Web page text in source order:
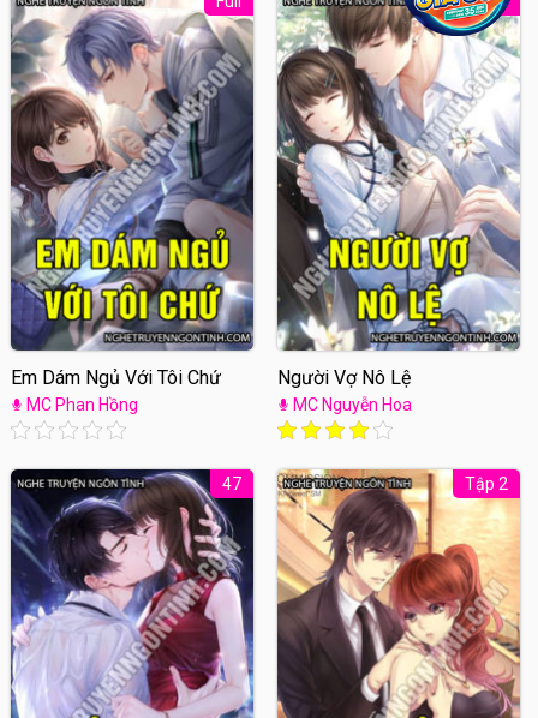
Em Dám Ngủ Với Tôi Chứ
MC Phan Hồng
Người Vợ Nô Lệ
MC Nguyễn Hoa
47 Tập 2